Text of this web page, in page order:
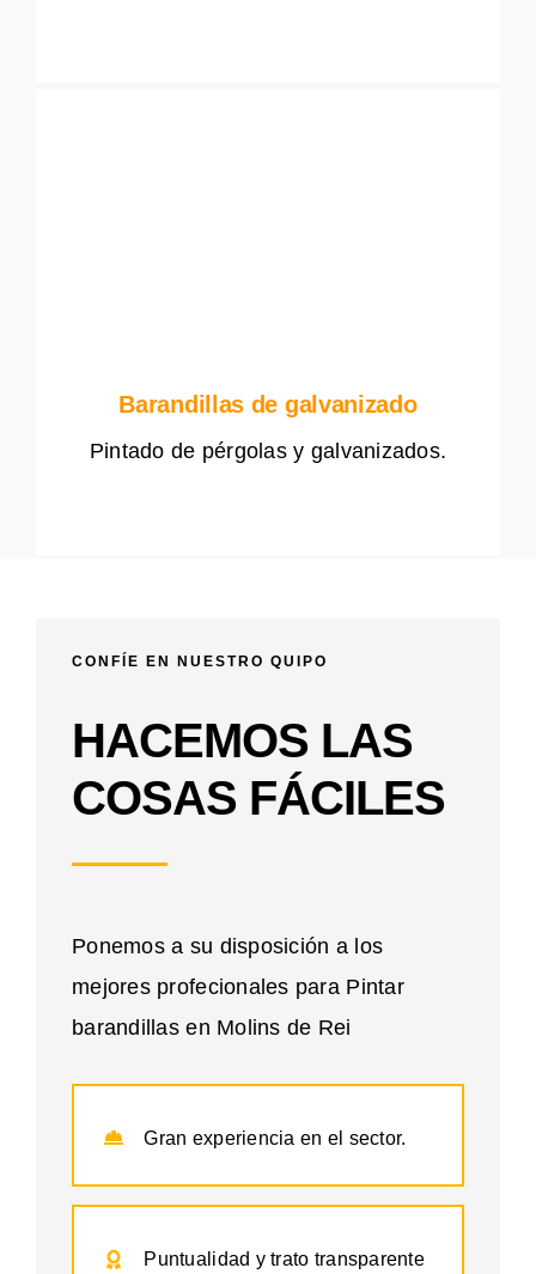
Barandillas de galvanizado
Pintado de pérgolas y galvanizados.
CONFÍE EN NUESTRO QUIPO
HACEMOS LAS
COSAS FÁCILES
Ponemos a su disposición a los
mejores profecionales para Pintar
barandillas en Molins de Rei
Gran experiencia en el sector.
Puntualidad y trato transparente